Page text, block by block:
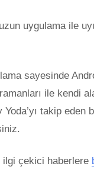
uygulama ile
sayesinde
ile kendi
takip eden
ilgi çekici haberlere